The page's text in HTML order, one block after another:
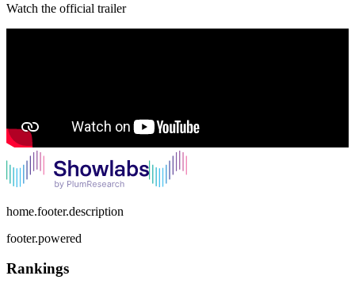
Watch the official trailer
home.footer.description
footer.powered
Rankings